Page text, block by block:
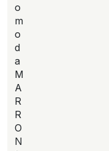
o
m
o
d
a
M
A
R
R
O
N